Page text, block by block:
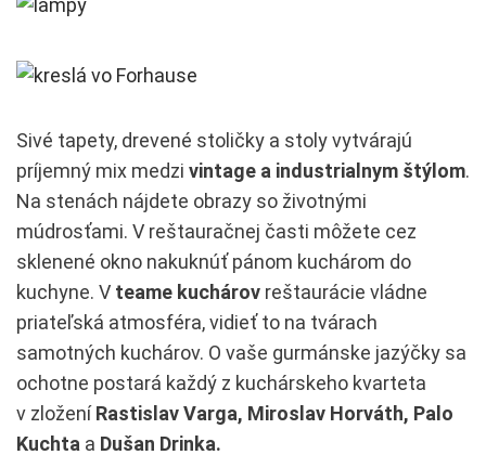
Sivé tapety, drevené stoličky a stoly vytvárajú
príjemný mix medzi vintage a industrialnym štýlom.
Na stenách nájdete obrazy so životnými
múdrosťami. V reštauračnej časti môžete cez
sklenené okno nakuknúť pánom kuchárom do
kuchyne. V teame kuchárov reštaurácie vládne
priateľská atmosféra, vidieť to na tvárach
samotných kuchárov. O vaše gurmánske jazýčky sa
ochotne postará každý z kuchárskeho kvarteta
v zloženíRastislav Varga, Miroslav Horváth, Palo
Kuchta a Dušan Drinka.